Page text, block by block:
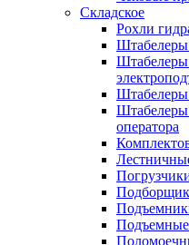
Складское
Рохли
Штабелеры
Штабелеры
Штабелеры
Штабелеры
оператора
Подборщик